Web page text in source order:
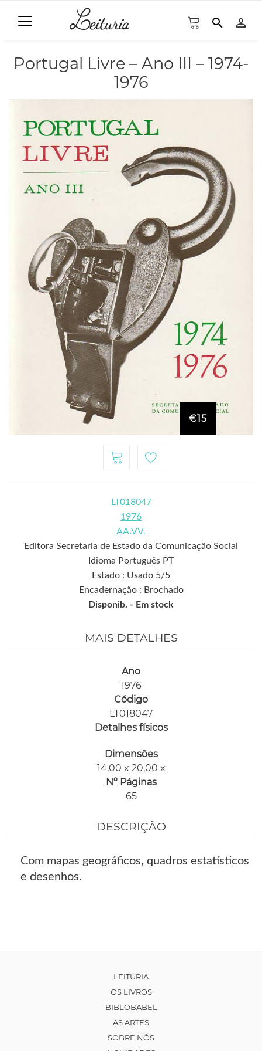
search person_outline
Portugal Livre – Ano III – 1974-
1976
€15
LT018047
1976
AA.VV.
Editora Secretaria de Estado da Comunicação Social
Idioma Português PT
Estado : Usado 5/5
Encadernação : Brochado
Disponib. - Em stock
MAIS DETALHES
Ano
1976
Código
LT018047
Detalhes físicos
Dimensões
14,00 x 20,00 x
Nº Páginas
65
DESCRIÇÃO
Com mapas geográficos, quadros estatísticos
e desenhos.
LEITURIA
OS LIVROS
BIBLOBABEL
AS ARTES
SOBRE NÓS